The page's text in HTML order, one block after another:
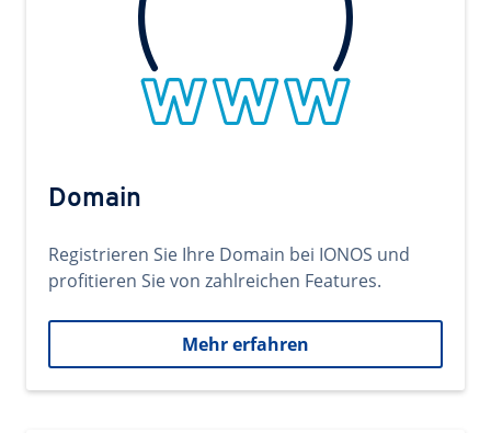
Domain
Registrieren Sie Ihre Domain bei IONOS und
profitieren Sie von zahlreichen Features.
Mehr erfahren